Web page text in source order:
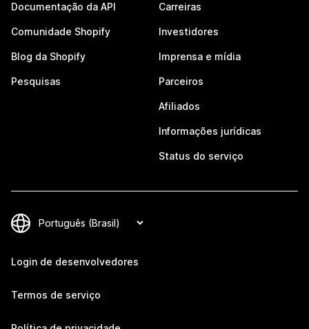
Documentação da API
Comunidade Shopify
Blog da Shopify
Pesquisas
Carreiras
Investidores
Imprensa e mídia
Parceiros
Afiliados
Informações jurídicas
Status do serviço
Login de desenvolvedores
Termos de serviço